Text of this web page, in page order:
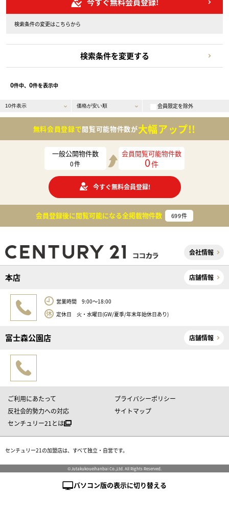
検索条件の変更はこちらから
検索条件を変更する
0件中、 0件を表示中
会員限定を除外
無料会員登録で閲覧可能物件数が大幅アップ!!
一般公開物件数
0件
会員閲覧可能物件数
0件
今すぐ無料会員登録!
会員登録後に閲覧可能になる全掲載物件数 699件
会社情報
本店 店舗情報
営業時間 9:00～18:00
定休日 火・水曜日(GW/夏季/年末年始休日あり)
富士森公園店 店舗情報
ご利用にあたって
プライバシーポリシー
反社会的勢力への対応
サイトマップ
センチュリー21とは
センチュリー21の加盟店は、すべて独立・自営です。
©Jutakukoueihanbai Co.,Ltd. All Rights Reserved.
パソコン版の表示に切り替える